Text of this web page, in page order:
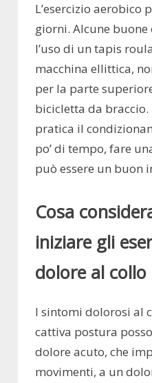
L’esercizio aerobico
giorni. Alcune
l’uso di un tapis
macchina ellittica,
per la parte
bicicletta da braccio.
pratica il
po’ di tempo, fare
può essere un buon
Cosa
iniziare gli
dolore al collo
I sintomi dolorosi al
cattiva postura
dolore acuto, che
movimenti, a un